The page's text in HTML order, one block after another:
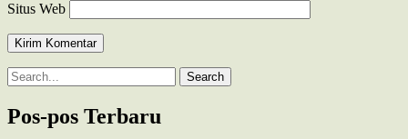
Situs Web
Search
for:
Pos-pos Terbaru